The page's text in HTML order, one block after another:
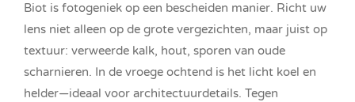
Biot is fotogeniek op een bescheiden manier. Richt uw
lens niet alleen op de grote vergezichten, maar juist op
textuur: verweerde kalk, hout, sporen van oude
scharnieren. In de vroege ochtend is het licht koel en
helder—ideaal voor architectuurdetails. Tegen